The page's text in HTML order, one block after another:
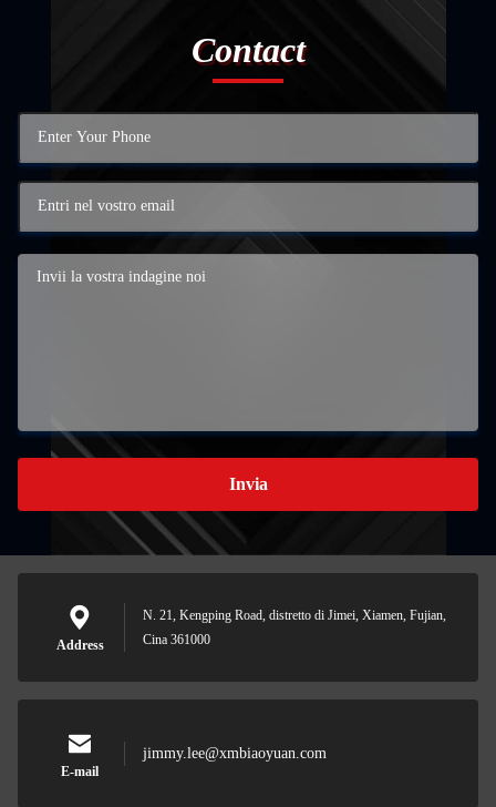
Contact
Invia
Address
N. 21, Kengping Road, distretto di Jimei, Xiamen, Fujian,
Cina 361000
E-mail
jimmy.lee@xmbiaoyuan.com